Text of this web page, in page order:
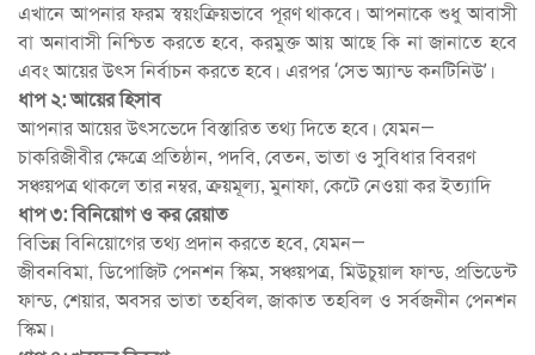
এখানে আপনার ফরম স্বয়ংক্রিয়ভাবে পূরণ থাকবে। আপনাকে শুধু আবাসী
বা অনাবাসী নিশ্চিত করতে হবে, করমুক্ত আয় আছে কি না জানাতে হবে
এবং আয়ের উৎস নির্বাচন করতে হবে। এরপর ‘সেভ অ্যান্ড কনটিনিউ’।
ধাপ ২: আয়ের হিসাব
আপনার আয়ের উৎসভেদে বিস্তারিত তথ্য দিতে হবে। যেমন—
চাকরিজীবীর ক্ষেত্রে প্রতিষ্ঠান, পদবি, বেতন, ভাতা ও সুবিধার বিবরণ
সঞ্চয়পত্র থাকলে তার নম্বর, ক্রয়মূল্য, মুনাফা, কেটে নেওয়া কর ইত্যাদি
ধাপ ৩: বিনিয়োগ ও কর রেয়াত
বিভিন্ন বিনিয়োগের তথ্য প্রদান করতে হবে, যেমন—
জীবনবিমা, ডিপোজিট পেনশন স্কিম, সঞ্চয়পত্র, মিউচুয়াল ফান্ড, প্রভিডেন্ট
ফান্ড, শেয়ার, অবসর ভাতা তহবিল, জাকাত তহবিল ও সর্বজনীন পেনশন
স্কিম।